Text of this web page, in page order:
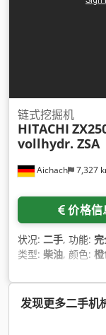
Aichach 7,327
链式挖掘机
HITACHI
vollhydr. ZSA
价格信
状况: 二手, 功能:
类型: 柴油, 颜色:
润滑系统,
发现更多二手机